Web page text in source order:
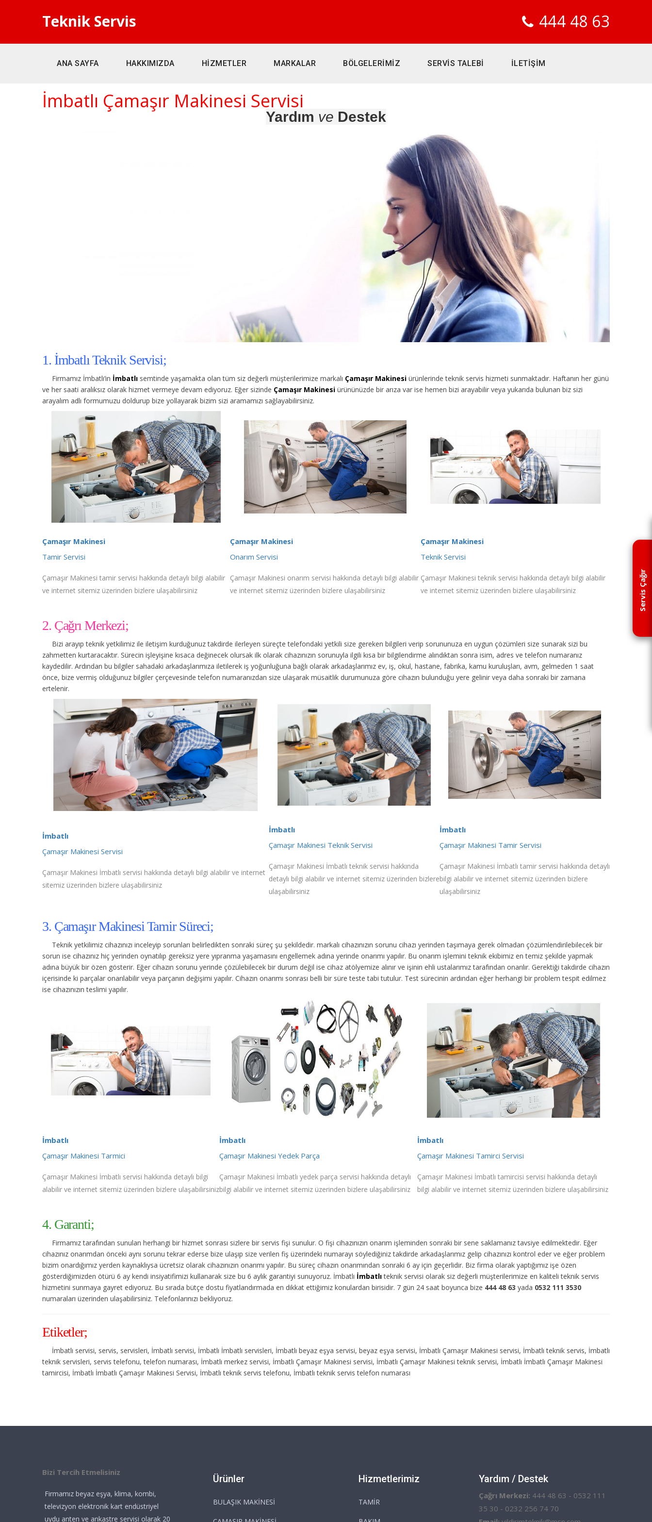
Servis Çağır
Teknik Servis 444 48 63
ANA SAYFA HAKKIMIZDA HİZMETLER MARKALAR BÖLGELERİMİZ SERVİS TALEBİ İLETİŞİM
İmbatlı Çamaşır Makinesi Servisi
Yardım ve Destek
1. İmbatlı Teknik Servisi;
Firmamız İmbatlı’in İmbatlı semtinde yaşamakta olan tüm siz değerli müşterilerimize markalı Çamaşır Makinesi ürünlerinde teknik servis hizmeti sunmaktadır. Haftanın her günü
ve her saati aralıksız olarak hizmet vermeye devam ediyoruz. Eğer sizinde Çamaşır Makinesi ürününüzde bir arıza var ise hemen bizi arayabilir veya yukarıda bulunan biz sizi
arayalım adlı formumuzu doldurup bize yollayarak bizim sizi aramamızı sağlayabilirsiniz.
Çamaşır Makinesi
Tamir Servisi
Çamaşır Makinesi tamir servisi hakkında detaylı bilgi alabilir
ve internet sitemiz üzerinden bizlere ulaşabilirsiniz
Çamaşır Makinesi
Onarım Servisi
Çamaşır Makinesi onarım servisi hakkında detaylı bilgi alabilir
ve internet sitemiz üzerinden bizlere ulaşabilirsiniz
Çamaşır Makinesi
Teknik Servisi
Çamaşır Makinesi teknik servisi hakkında detaylı bilgi alabilir
ve internet sitemiz üzerinden bizlere ulaşabilirsiniz
2. Çağrı Merkezi;
Bizi arayıp teknik yetkilimiz ile iletişim kurduğunuz takdirde ilerleyen süreçte telefondaki yetkili size gereken bilgileri verip sorununuza en uygun çözümleri size sunarak sizi bu
zahmetten kurtaracaktır. Sürecin işleyişine kısaca değinecek olursak ilk olarak cihazınızın sorunuyla ilgili kısa bir bilgilendirme alındıktan sonra isim, adres ve telefon numaranız
kaydedilir. Ardından bu bilgiler sahadaki arkadaşlarımıza iletilerek iş yoğunluğuna bağlı olarak arkadaşlarımız ev, iş, okul, hastane, fabrika, kamu kuruluşları, avm, gelmeden 1 saat
önce, bize vermiş olduğunuz bilgiler çerçevesinde telefon numaranızdan size ulaşarak müsaitlik durumunuza göre cihazın bulunduğu yere gelinir veya daha sonraki bir zamana
ertelenir.
İmbatlı
Çamaşır Makinesi Servisi
Çamaşır Makinesi İmbatlı servisi hakkında detaylı bilgi alabilir ve internet
sitemiz üzerinden bizlere ulaşabilirsiniz
İmbatlı
Çamaşır Makinesi Teknik Servisi
Çamaşır Makinesi İmbatlı teknik servisi hakkında
detaylı bilgi alabilir ve internet sitemiz üzerinden bizlere
ulaşabilirsiniz
İmbatlı
Çamaşır Makinesi Tamir Servisi
Çamaşır Makinesi İmbatlı tamir servisi hakkında detaylı
bilgi alabilir ve internet sitemiz üzerinden bizlere
ulaşabilirsiniz
3. Çamaşır Makinesi Tamir Süreci;
Teknik yetkilimiz cihazınızı inceleyip sorunları belirledikten sonraki süreç şu şekildedir. markalı cihazınızın sorunu cihazı yerinden taşımaya gerek olmadan çözümlendirilebilecek bir
sorun ise cihazınız hiç yerinden oynatılıp gereksiz yere yıpranma yaşamasını engellemek adına yerinde onarımı yapılır. Bu onarım işlemini teknik ekibimiz en temiz şekilde yapmak
adına büyük bir özen gösterir. Eğer cihazın sorunu yerinde çözülebilecek bir durum değil ise cihaz atölyemize alınır ve işinin ehli ustalarımız tarafından onarılır. Gerektiği takdirde cihazın
içerisinde ki parçalar onarılabilir veya parçanın değişimi yapılır. Cihazın onarımı sonrası belli bir süre teste tabi tutulur. Test sürecinin ardından eğer herhangi bir problem tespit edilmez
ise cihazınızın teslimi yapılır.
İmbatlı
Çamaşır Makinesi Tarmici
Çamaşır Makinesi İmbatlı servisi hakkında detaylı bilgi
alabilir ve internet sitemiz üzerinden bizlere ulaşabilirsiniz
İmbatlı
Çamaşır Makinesi Yedek Parça
Çamaşır Makinesi İmbatlı yedek parça servisi hakkında detaylı
bilgi alabilir ve internet sitemiz üzerinden bizlere ulaşabilirsiniz
İmbatlı
Çamaşır Makinesi Tamirci Servisi
Çamaşır Makinesi İmbatlı tamircisi servisi hakkında detaylı
bilgi alabilir ve internet sitemiz üzerinden bizlere ulaşabilirsiniz
4. Garanti;
Firmamız tarafından sunulan herhangi bir hizmet sonrası sizlere bir servis fişi sunulur. O fişi cihazınızın onarım işleminden sonraki bir sene saklamanız tavsiye edilmektedir. Eğer
cihazınız onarımdan önceki aynı sorunu tekrar ederse bize ulaşıp size verilen fiş üzerindeki numarayı söylediğiniz takdirde arkadaşlarımız gelip cihazınızı kontrol eder ve eğer problem
bizim onardığımız yerden kaynaklıysa ücretsiz olarak cihazınızın onarımı yapılır. Bu süreç cihazın onarımından sonraki 6 ay için geçerlidir. Biz firma olarak yaptığımız işe özen
gösterdiğimizden ötürü 6 ay kendi insiyatifimizi kullanarak size bu 6 aylık garantiyi sunuyoruz. İmbatlı İmbatlı teknik servisi olarak siz değerli müşterilerimize en kaliteli teknik servis
hizmetini sunmaya gayret ediyoruz. Bu sırada bütçe dostu fiyatlandırmada en dikkat ettiğimiz konulardan birisidir. 7 gün 24 saat boyunca bize 444 48 63 yada 0532 111 3530
numaraları üzerinden ulaşabilirsiniz. Telefonlarınızı bekliyoruz.
Etiketler;
İmbatlı servisi, servis, servisleri, İmbatlı servisi, İmbatlı İmbatlı servisleri, İmbatlı beyaz eşya servisi, beyaz eşya servisi, İmbatlı Çamaşır Makinesi servisi, İmbatlı teknik servis, İmbatlı
teknik servisleri, servis telefonu, telefon numarası, İmbatlı merkez servisi, İmbatlı Çamaşır Makinesi servisi, İmbatlı Çamaşır Makinesi teknik servisi, İmbatlı İmbatlı Çamaşır Makinesi
tamircisi, İmbatlı İmbatlı Çamaşır Makinesi Servisi, İmbatlı teknik servis telefonu, İmbatlı teknik servis telefon numarası
Bizi Tercih Etmelisiniz
Firmamız beyaz eşya, klima, kombi,
televizyon elektronik kart endüstriyel
uydu anten ve ankastre servisi olarak 20
Ürünler
BULAŞIK MAKİNESİ
Hizmetlerimiz
TAMİR
Yardım / Destek
Çağrı Merkezi: 444 48 63 - 0532 111
35 30 - 0232 256 74 70